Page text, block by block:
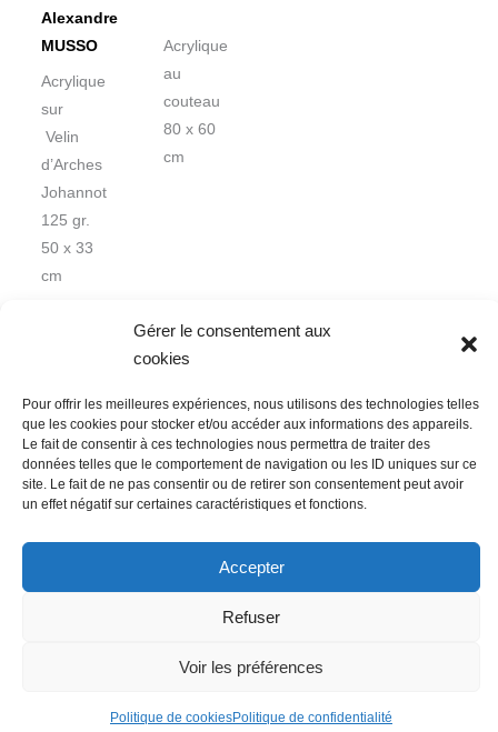
Gérer le consentement aux
cookies
Pour offrir les meilleures expériences, nous utilisons des technologies telles
que les cookies pour stocker et/ou accéder aux informations des appareils.
Le fait de consentir à ces technologies nous permettra de traiter des
données telles que le comportement de navigation ou les ID uniques sur ce
site. Le fait de ne pas consentir ou de retirer son consentement peut avoir
un effet négatif sur certaines caractéristiques et fonctions.
Accepter
Refuser
Voir les préférences
Politique de cookiesPolitique de confidentialité
Alexandre
MUSSO
Acrylique
sur
Velin
d’Arches
Johannot
125 gr.
50 x 33
cm
Acrylique
au
couteau
80 x 60
cm
Nous contacter
Conditions Générales de Ventes
Politique de confidentialité
Mentions légales